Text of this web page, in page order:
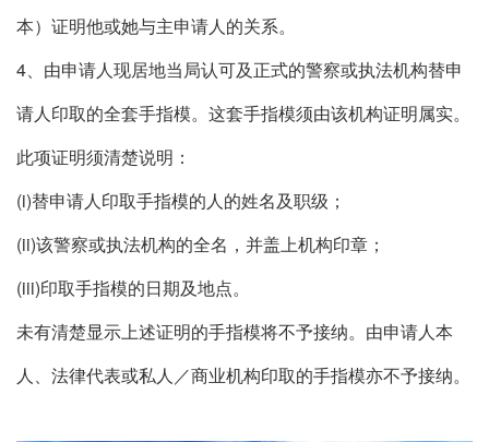
本）证明他或她与主申请人的关系。
4、由申请人现居地当局认可及正式的警察或执法机构替申
请人印取的全套手指模。这套手指模须由该机构证明属实。
此项证明须清楚说明：
(i)替申请人印取手指模的人的姓名及职级；
(ii)该警察或执法机构的全名，并盖上机构印章；
(iii)印取手指模的日期及地点。
未有清楚显示上述证明的手指模将不予接纳。由申请人本
人、法律代表或私人／商业机构印取的手指模亦不予接纳。